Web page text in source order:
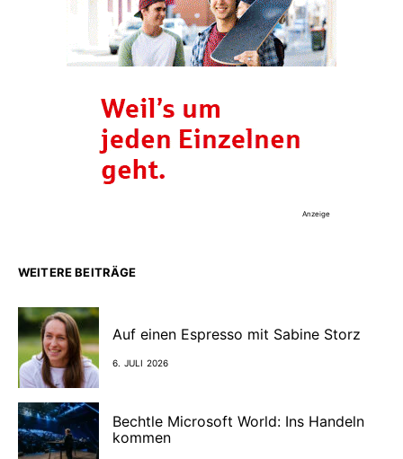
Anzeige
WEITERE BEITRÄGE
Auf einen Espresso mit Sabine Storz
6. JULI 2026
Bechtle Microsoft World: Ins Handeln
kommen